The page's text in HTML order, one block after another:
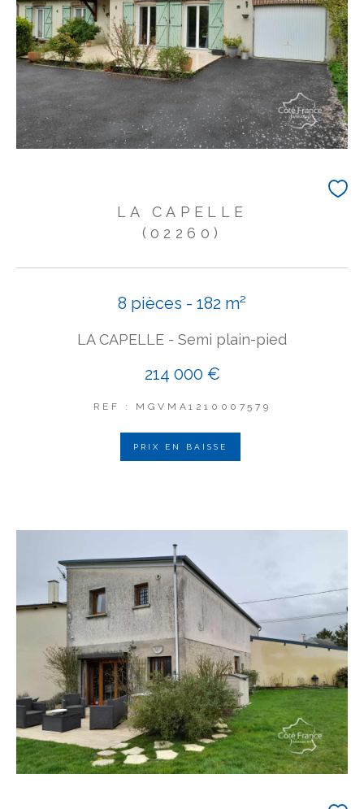
LA CAPELLE
(02260)
8 pièces - 182 m²
LA CAPELLE - Semi plain-pied
214 000 €
REF : MGVMA1210007579
PRIX EN BAISSE